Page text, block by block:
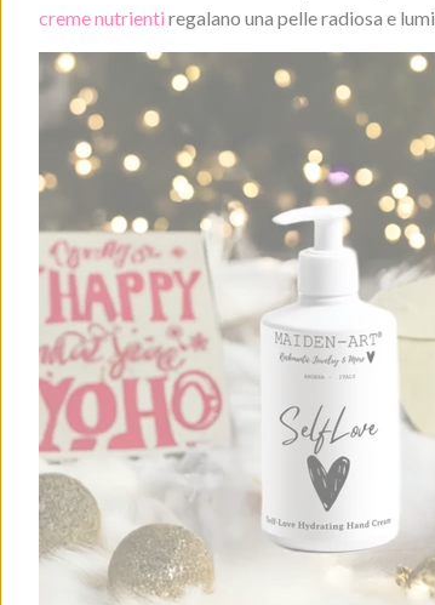
creme nutrienti regalano una pelle radiosa e